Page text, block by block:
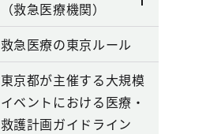
（救急医療機関）
救急医療の東京ルール
東京都が主催する大規模
イベントにおける医療・
救護計画ガイドライン